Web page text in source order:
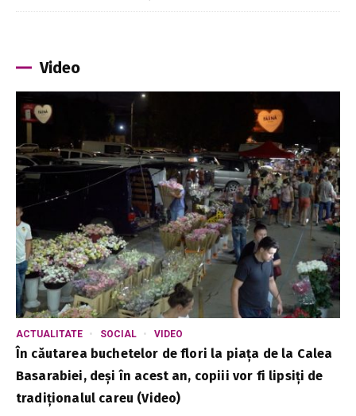
Video
ACTUALITATE SOCIAL VIDEO
În căutarea buchetelor de flori la piața de la Calea
Basarabiei, deși în acest an, copiii vor fi lipsiți de
tradiționalul careu (Video)